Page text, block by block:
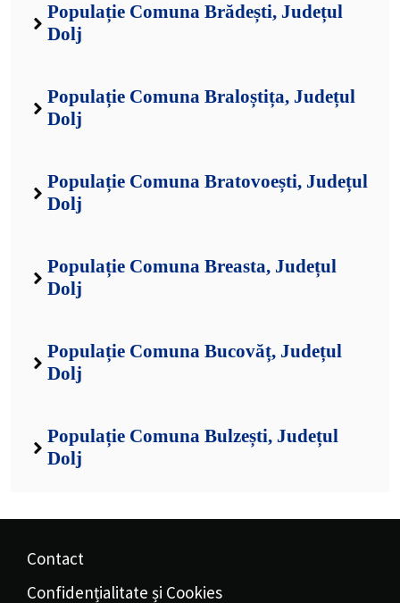
Populație Comuna Brădești, Județul
Dolj
Populație Comuna Braloștița, Județul
Dolj
Populație Comuna Bratovoești, Județul
Dolj
Populație Comuna Breasta, Județul
Dolj
Populație Comuna Bucovăț, Județul
Dolj
Populație Comuna Bulzești, Județul
Dolj
Contact
Confidențialitate și Cookies